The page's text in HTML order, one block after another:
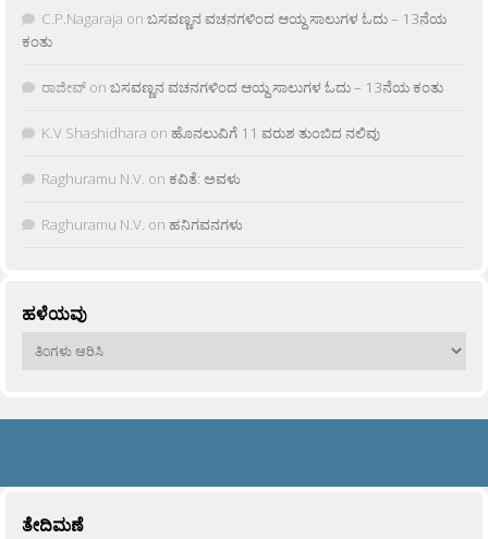
C.P.Nagaraja on ಬಸವಣ್ಣನ ವಚನಗಳಿಂದ ಆಯ್ದ ಸಾಲುಗಳ ಓದು – 13ನೆಯ
ಕಂತು
ರಾಜೀವ್ on ಬಸವಣ್ಣನ ವಚನಗಳಿಂದ ಆಯ್ದ ಸಾಲುಗಳ ಓದು – 13ನೆಯ ಕಂತು
K.V Shashidhara on ಹೊನಲುವಿಗೆ 11 ವರುಶ ತುಂಬಿದ ನಲಿವು
Raghuramu N.V. on ಕವಿತೆ: ಅವಳು
Raghuramu N.V. on ಹನಿಗವನಗಳು
ಹಳೆಯವು
ಹಳೆಯವು
ತೇದಿಮಣೆ